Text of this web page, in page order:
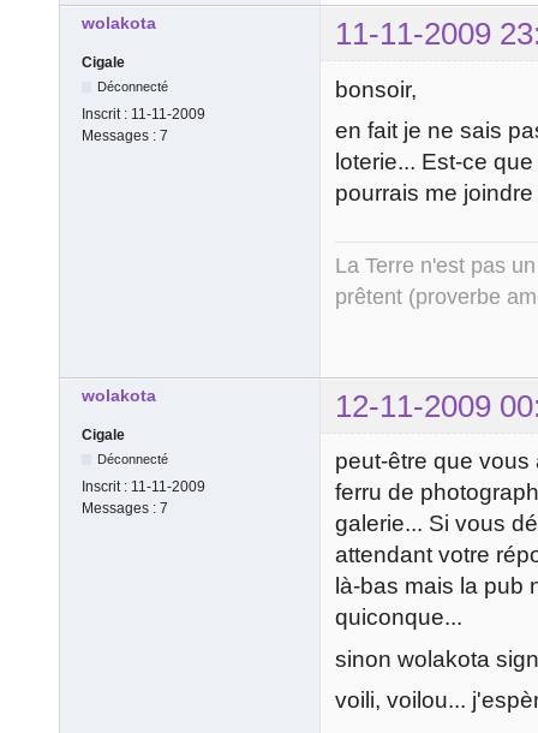
wolakota 11-11-2009
Cigale
Déconnecté
Inscrit : 11-11-2009
Messages : 7
bonsoir,
en fait je ne sais
loterie... Est-ce
pourrais me
La Terre n'est pas
prêtent (proverbe
wolakota 12-11-2009
Cigale
Déconnecté
Inscrit : 11-11-2009
Messages : 7
peut-être que
ferru de
galerie... Si vous
attendant votre
là-bas mais la pub
quiconque...
sinon wolakota
voili, voilou...